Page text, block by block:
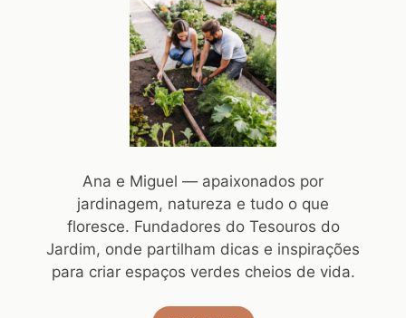
Ana e Miguel — apaixonados por
jardinagem, natureza e tudo o que
floresce. Fundadores do Tesouros do
Jardim, onde partilham dicas e inspirações
para criar espaços verdes cheios de vida.